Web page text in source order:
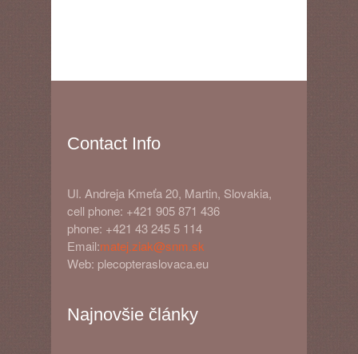
Contact Info
Ul. Andreja Kmeťa 20, Martin, Slovakia,
cell phone: +421 905 871 436
phone: +421 43 245 5 114
Email:matej.ziak@snm.sk
Web: plecopteraslovaca.eu
Najnovšie články